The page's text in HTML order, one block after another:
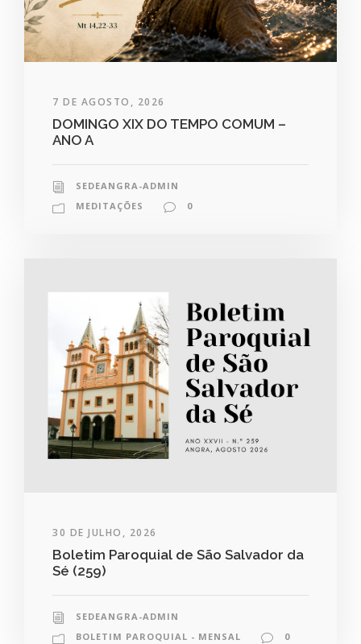
7 DE AGOSTO, 2026
DOMINGO XIX DO TEMPO COMUM –
ANO A
SEDEANGRA-ADMIN
MEDITAÇÕES
0
30 DE JULHO, 2026
Boletim Paroquial de São Salvador da
Sé (259)
SEDEANGRA-ADMIN
BOLETIM PAROQUIAL - MENSAL
0